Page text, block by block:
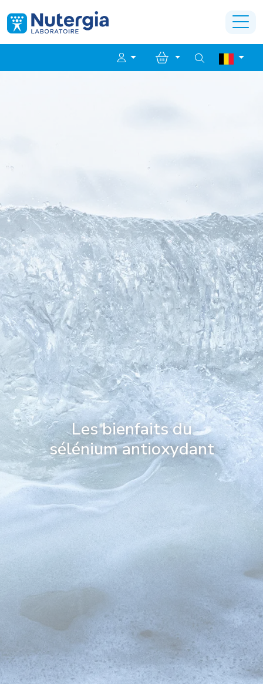
Les bienfaits du
sélénium antioxydant